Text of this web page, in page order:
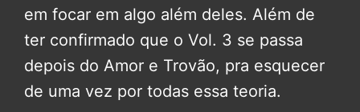
em focar em algo além deles. Além de
ter confirmado que o Vol. 3 se passa
depois do Amor e Trovão, pra esquecer
de uma vez por todas essa teoria.